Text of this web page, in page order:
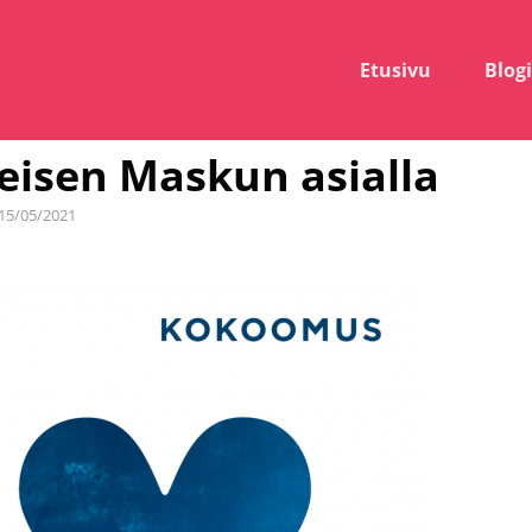
Etusivu Blogi
Maskun asialla
15/05/2021